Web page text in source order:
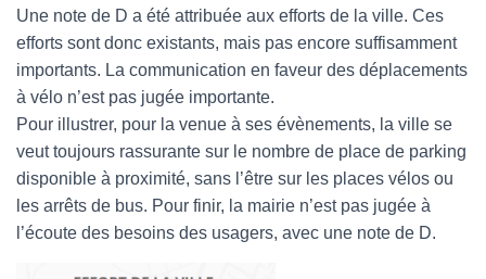
Une note de D a été attribuée aux efforts de la ville. Ces
efforts sont donc existants, mais pas encore suffisamment
importants. La communication en faveur des déplacements
à vélo n’est pas jugée importante.
Pour illustrer, pour la venue à ses évènements, la ville se
veut toujours rassurante sur le nombre de place de parking
disponible à proximité, sans l’être sur les places vélos ou
les arrêts de bus. Pour finir, la mairie n’est pas jugée à
l’écoute des besoins des usagers, avec une note de D.